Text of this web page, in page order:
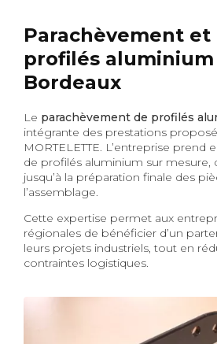
Parachèvement et
profilés aluminium
Bordeaux
Le parachèvement de profilés
intégrante des prestations
MORTELETTE. L’entreprise prend
de profilés aluminium sur mesure,
jusqu’à la préparation finale des
l’assemblage.
Cette expertise permet aux
régionales de bénéficier d’un
leurs projets industriels, tout en
contraintes logistiques.